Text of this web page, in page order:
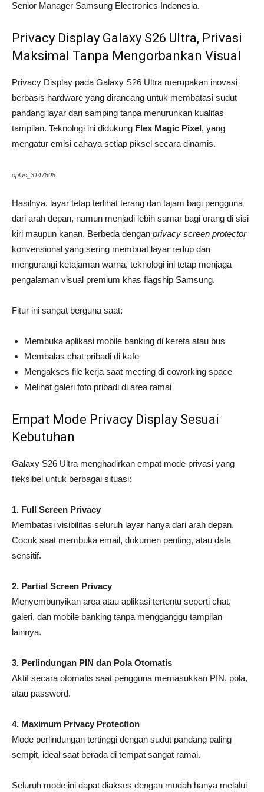
Senior Manager Samsung Electronics Indonesia.
Privacy Display Galaxy S26 Ultra, Privasi
Maksimal Tanpa Mengorbankan Visual
Privacy Display pada Galaxy S26 Ultra merupakan inovasi
berbasis hardware yang dirancang untuk membatasi sudut
pandang layar dari samping tanpa menurunkan kualitas
tampilan. Teknologi ini didukung Flex Magic Pixel, yang
mengatur emisi cahaya setiap piksel secara dinamis.
oplus_3147808
Hasilnya, layar tetap terlihat terang dan tajam bagi pengguna
dari arah depan, namun menjadi lebih samar bagi orang di sisi
kiri maupun kanan. Berbeda dengan privacy screen protector
konvensional yang sering membuat layar redup dan
mengurangi ketajaman warna, teknologi ini tetap menjaga
pengalaman visual premium khas flagship Samsung.
Fitur ini sangat berguna saat:
Membuka aplikasi mobile banking di kereta atau bus
Membalas chat pribadi di kafe
Mengakses file kerja saat meeting di coworking space
Melihat galeri foto pribadi di area ramai
Empat Mode Privacy Display Sesuai
Kebutuhan
Galaxy S26 Ultra menghadirkan empat mode privasi yang
fleksibel untuk berbagai situasi:
1. Full Screen Privacy
Membatasi visibilitas seluruh layar hanya dari arah depan.
Cocok saat membuka email, dokumen penting, atau data
sensitif.
2. Partial Screen Privacy
Menyembunyikan area atau aplikasi tertentu seperti chat,
galeri, dan mobile banking tanpa mengganggu tampilan
lainnya.
3. Perlindungan PIN dan Pola Otomatis
Aktif secara otomatis saat pengguna memasukkan PIN, pola,
atau password.
4. Maximum Privacy Protection
Mode perlindungan tertinggi dengan sudut pandang paling
sempit, ideal saat berada di tempat sangat ramai.
Seluruh mode ini dapat diakses dengan mudah hanya melalui